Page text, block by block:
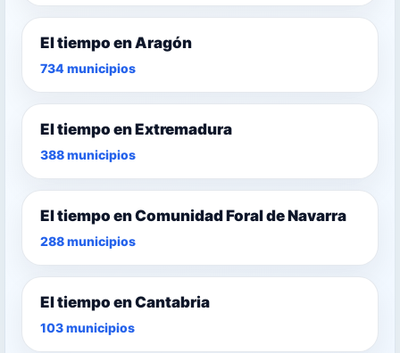
El tiempo en Aragón
734 municipios
El tiempo en Extremadura
388 municipios
El tiempo en Comunidad Foral de Navarra
288 municipios
El tiempo en Cantabria
103 municipios